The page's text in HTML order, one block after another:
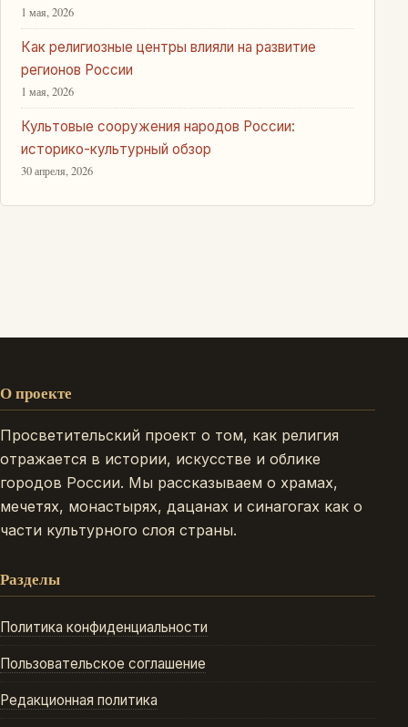
1 мая, 2026
Как религиозные центры влияли на развитие
регионов России
1 мая, 2026
Культовые сооружения народов России:
историко-культурный обзор
30 апреля, 2026
О проекте
Просветительский проект о том, как религия
отражается в истории, искусстве и облике
городов России. Мы рассказываем о храмах,
мечетях, монастырях, дацанах и синагогах как о
части культурного слоя страны.
Разделы
Политика конфиденциальности
Пользовательское соглашение
Редакционная политика